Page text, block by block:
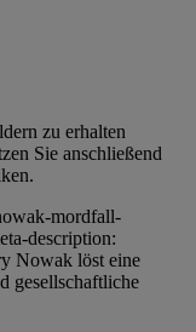
zu erhalten
Sie anschließend
mordfall-
description:
Nowak löst eine
gesellschaftliche